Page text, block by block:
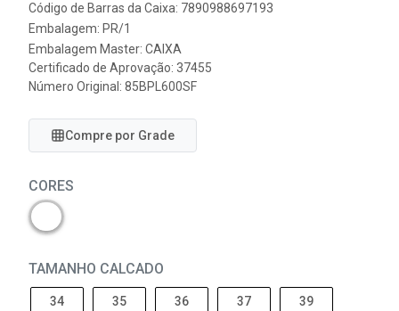
Código de Barras da Caixa: 7890988697193
Embalagem: PR/1
Embalagem Master: CAIXA
Certificado de Aprovação: 37455
Número Original: 85BPL600SF
Compre por Grade
CORES
TAMANHO CALCADO
34 35 36 37 39